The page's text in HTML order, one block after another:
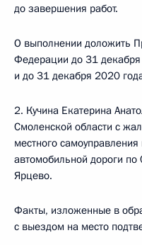
до завершения работ.
О выполнении доложить
Федерации до 31
и до 31 декабря 2020
2. Кучина Екатерина
Смоленской области с
местного
автомобильной дороги
Ярцево.
Факты, изложенные в
с выездом на место